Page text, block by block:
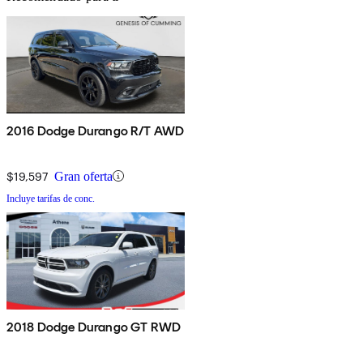
2016 Dodge Durango R/T AWD
$19,597 Gran oferta
Incluye tarifas de conc.
2018 Dodge Durango GT RWD